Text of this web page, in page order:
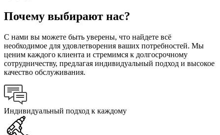
Почему выбирают нас?
С нами вы можете быть уверены, что найдете всё
необходимое для удовлетворения ваших потребностей. Мы
ценим каждого клиента и стремимся к долгосрочному
сотрудничеству, предлагая индивидуальный подход и высокое
качество обслуживания.
Индивидуальный подход к каждому